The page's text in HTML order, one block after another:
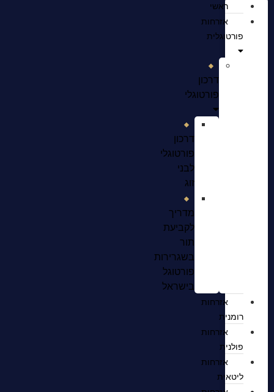
ראשי
אזרחות
פורטוגלית
דרכון
פורטוגלי
דרכון
פורטוגלי
לבני
זוג
מדריך
לקביעת
תור
בשגרירות
פורטוגל
בישראל
אזרחות
רומנית
אזרחות
פולנית
אזרחות
ליטאית